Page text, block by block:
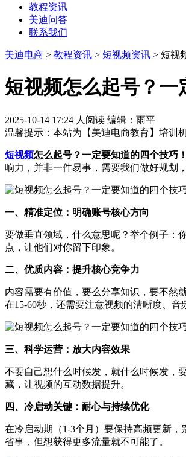
教程资讯
美迪问答
联系我们
美迪电商 > 教程资讯 > 短视频资讯 > 短视
短视频怎么起号？一
2025-10-14 17:24 人阅读 编辑：雨平
温馨提示：本站为【美迪电商教育】培训
短视频怎么起号？一定要知道的四个技巧！
响力，并非一件易事，需要我们做好规划
一、精准定位：明确账号核心方向
要做垂直领域，什么意思呢？举个例子：
点，让他们对你留下印象。
二、优质内容：提升核心竞争力
内容需要有价值，要么分享知识，要不然
在15-60秒，还需要注意视频的清晰度、音
三、科学运营：放大内容效果
不要自己想什么时候发，就什么时候发，
藏，让视频的互动数据提升。
四、冷启动关键：耐心与持续优化
在冷启动期（1-3个月）要保持高频更新
省事，但想获得更多流量就不可能了。